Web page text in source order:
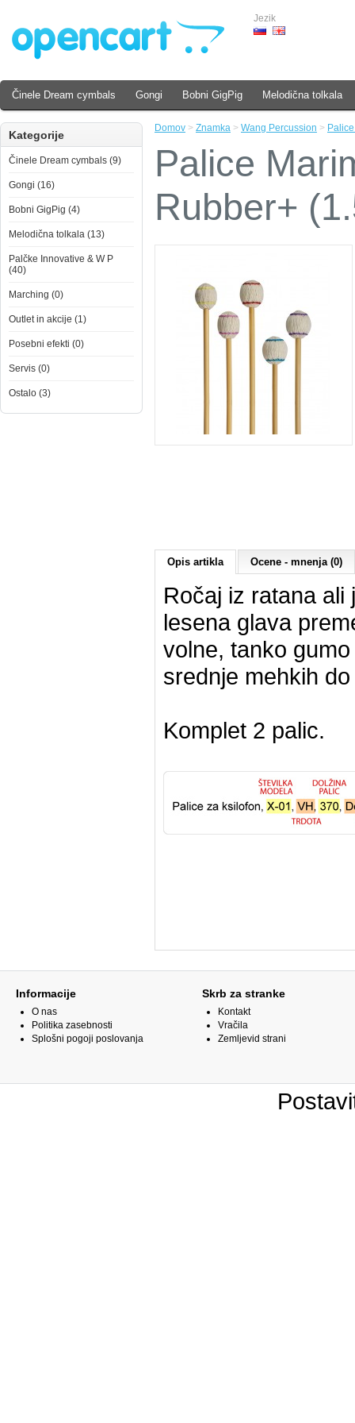
Jezik
Činele Dream cymbals Gongi Bobni GigPig Melodična tolkala
Kategorije
Činele Dream cymbals (9)
Gongi (16)
Bobni GigPig (4)
Melodična tolkala (13)
Palčke Innovative & W P
(40)
Marching (0)
Outlet in akcije (1)
Posebni efekti (0)
Servis (0)
Ostalo (3)
Domov > Znamka > Wang Percussion >
Palice
Rubber+
Opis artikla Ocene - mnenja (0)
Ročaj iz ratana ali
lesena glava
volne, tanko
srednje mehkih
Komplet 2 palic.
Informacije
O nas
Politika zasebnosti
Splošni pogoji poslovanja
Skrb za stranke
Kontakt
Vračila
Zemljevid strani